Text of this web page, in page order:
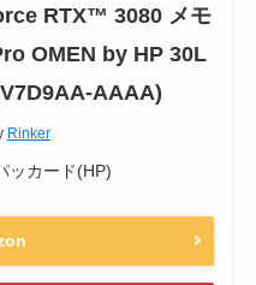
RTX™ 3080 メモ
OMEN by HP 30L
AAAA)
Rinker
ッカード(HP)